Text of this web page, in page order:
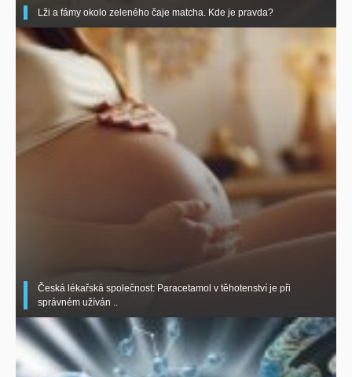
Lži a fámy okolo zeleného čaje matcha. Kde je pravda?
Česká lékařská společnost: Paracetamol v těhotenství je při
správném užíván ..